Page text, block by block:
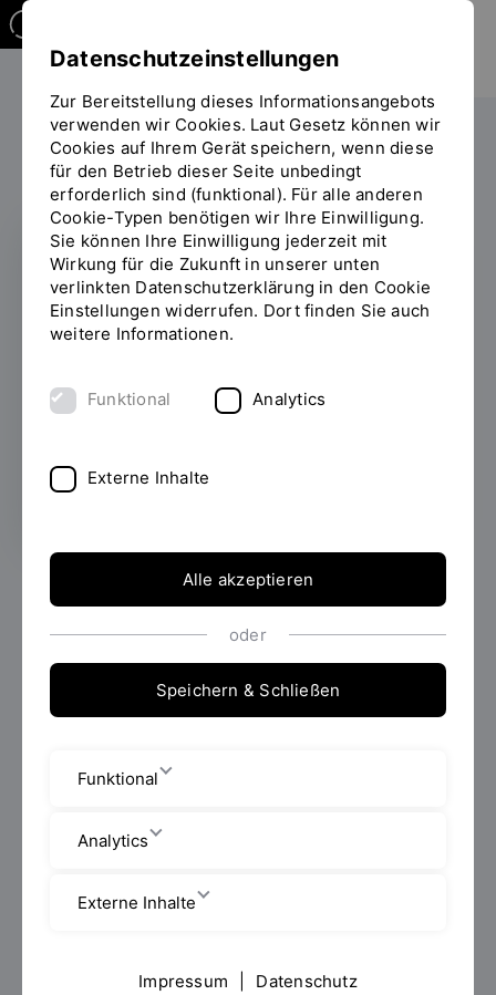
Sie
befinden
sich
auf
der
Seite
"Professorinnen
und
Professoren"
Die OTH Jobs und Karriere
Professorinnen
Datenschutzeinstellungen
Zur Bereitstellung dieses Informationsangebots
verwenden wir Cookies. Laut Gesetz können wir
Cookies auf Ihrem Gerät speichern, wenn diese
für den Betrieb dieser Seite unbedingt
erforderlich sind (funktional). Für alle anderen
Cookie-Typen benötigen wir Ihre Einwilligung.
Sie können Ihre Einwilligung jederzeit mit
Wirkung für die Zukunft in unserer unten
verlinkten Datenschutzerklärung in den Cookie
Einstellungen widerrufen. Dort finden Sie auch
weitere Informationen.
Funktional Analytics
Externe Inhalte
Alle akzeptieren
oder
Speichern & Schließen
Funktional
Analytics
Externe Inhalte
Impressum Datenschutz